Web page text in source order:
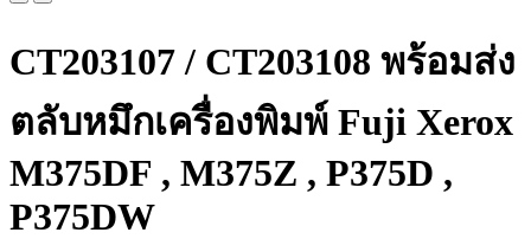
CT203107 / CT203108 พร้อมส่ง
ตลับหมึกเครื่องพิมพ์ Fuji Xerox
M375DF , M375Z , P375D ,
P375DW